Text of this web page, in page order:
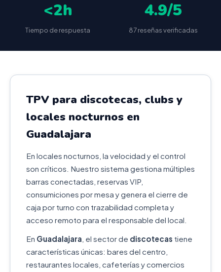
<2h
Tiempo de respuesta
4.9/5
87 reseñas verificadas
TPV para discotecas, clubs y
locales nocturnos en
Guadalajara
En locales nocturnos, la velocidad y el control
son críticos. Nuestro sistema gestiona múltiples
barras conectadas, reservas VIP,
consumiciones por mesa y genera el cierre de
caja por turno con trazabilidad completa y
acceso remoto para el responsable del local.
En Guadalajara , el sector de discotecas tiene
características únicas: bares del centro,
restaurantes locales, cafeterías y comercios